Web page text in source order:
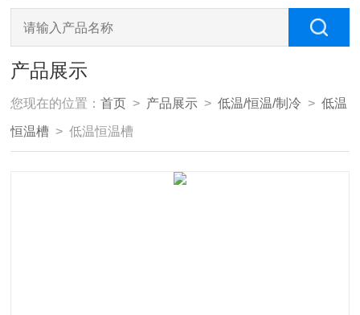
产品展示
您现在的位置：首页 > 产品展示 >低温/恒温/制冷 >低温
恒温槽 > 低温恒温槽